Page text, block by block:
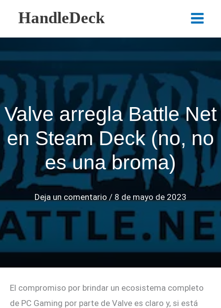
contenido
HandleDeck
Main
Menu
Valve arregla Battle Net
en Steam Deck (no, no
es una broma)
Deja un comentario / 8 de mayo de 2023
El compromiso por brindar un ecosistema completo
de PC Gaming por parte de Valve es claro y, si está